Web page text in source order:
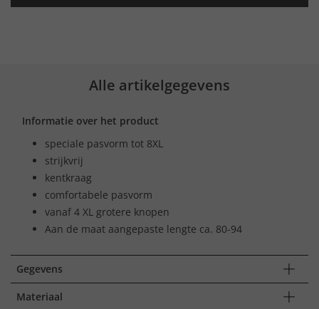
Alle artikelgegevens
Informatie over het product
speciale pasvorm tot 8XL
strijkvrij
kentkraag
comfortabele pasvorm
vanaf 4 XL grotere knopen
Aan de maat aangepaste lengte ca. 80-94
Gegevens
Materiaal